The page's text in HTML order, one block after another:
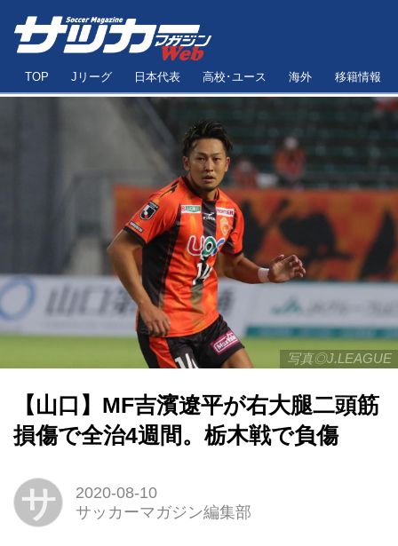
TOP Jリーグ 日本代表 高校･ユース 海外 移籍情報
写真◎J.LEAGUE
【山口】MF吉濱遼平が右大腿二頭筋
損傷で全治4週間。栃木戦で負傷
サ
2020-08-10
サッカーマガジン編集部